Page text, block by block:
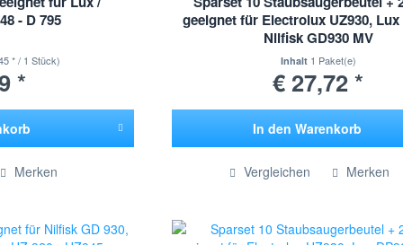
- D 795
* / 1 Stück)
*
Merken
geeignet für Electrolux UZ930, Lux
Nilfisk GD930 MV
Inhalt 1 Paket(e)
€ 27,72 *
In den Warenkorb
Vergleichen Merken